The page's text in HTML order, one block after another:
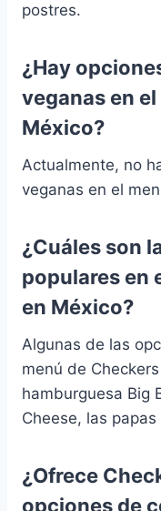
postres.
¿Hay
veganas en
México?
Actualmente, no
veganas en el
¿Cuáles son
populares en
en México?
Algunas de las
menú de
hamburguesa Big
Cheese, las
¿Ofrece
opciones de